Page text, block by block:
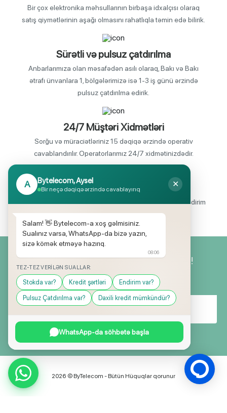
Bir çox elektronika məhsullarının birbaşa idxalçısı olaraq
satış qiymətlərinin aşağı olmasını rahatlıqla təmin edə bilirik.
Sürətli və pulsuz çatdırılma
Anbarlarımıza olan məsafədən asılı olaraq, Bakı və Bakı
ətrafı ünvanlara 1, bölgələrimizə isə 1-3 iş günü ərzində
pulsuz çatdırılma edirik.
24/7 Müştəri Xidmətləri
Sorğu və müraciətləriniz 15 dəqiqə ərzində operativ
cavablandırılır. Operatorlarımız 24/7 xidmətinizdədir.
Endirimli məhsul seçimi
Mağazalarımızda mütəmadi olaraq, yüksək məbləğli endirim
və hədiyyə kampaniyaları keçirilir.
Yeniliklərimizdən ilk siz xəbərdar olun!
2026 © ByTelecom - Bütün Hüquqlar qorunur
A Bytelecom, Aysel
Bir neçə dəqiqə ərzində cavablayırıq
✕
Salam! 👋 Bytelecom-a xoş gəlmisiniz.
Sualınız varsa, WhatsApp-da bizə yazın,
sizə kömək etməyə hazırıq.
08:06
TEZ-TEZ VERILƏN SUALLAR:
Stokda var? Kredit şərtləri Endirim var?
Pulsuz Çatdırılma var? Daxili kredit mümkündür?
WhatsApp-da söhbətə başla